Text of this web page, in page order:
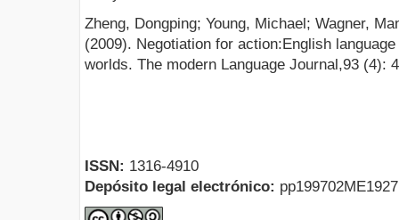
Zheng, Dongping; Young, Michael; Wagner,
(2009). Negotiation for action:English
worlds. The modern Language Journal,93 (4):
ISSN: 1316-4910
Depósito legal electrónico: